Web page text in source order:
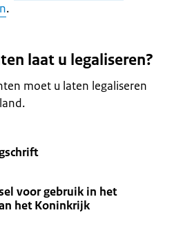
.
laat u legaliseren?
moet u laten legaliseren
voor gebruik in het
het Koninkrijk